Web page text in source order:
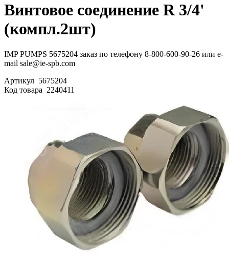
Винтовое соединение R 3/4'
(компл.2шт)
IMP PUMPS 5675204 заказ по телефону 8-800-600-90-26 или e-
mail sale@ie-spb.com
Артикул 5675204
Код товара 2240411